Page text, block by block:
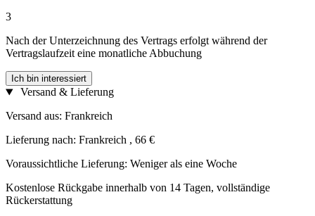
3
Nach der Unterzeichnung des Vertrags erfolgt während der
Vertragslaufzeit eine monatliche Abbuchung
Ich bin interessiert
Versand & Lieferung
Versand aus: Frankreich
Lieferung nach: Frankreich , 66 €
Voraussichtliche Lieferung: Weniger als eine Woche
Kostenlose Rückgabe innerhalb von 14 Tagen, vollständige
Rückerstattung